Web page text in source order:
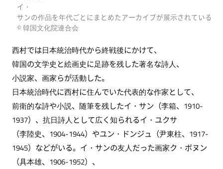
イ・
サンの作品を年代ごとにまとめたアーカイブが展示されている。
© 韓国文化院連合会
西村では日本統治時代から終戦後にかけて、
韓国の文学史と絵画史に足跡を残した著名な詩人、
小説家、画家らが活動した。
日本統治時代に西村に住んでいた代表的な作家として、
前衛的な詩や小説、随筆を残したイ・サン（李箱、1910-
1937）、抗日詩人として広く知られるイ・ユクサ
（李陸史、1904-1944）やユン・ドンジュ（尹東柱、1917-
1945）などがいる。イ・サンの友人だった画家ク・ボヌン
（具本雄、1906-1952）、